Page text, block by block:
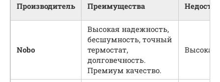
Производитель Преимущества
Nobo
Высокая надежность,
бесшумность, точный
термостат,
долговечность.
Премиум качество.
Высокая